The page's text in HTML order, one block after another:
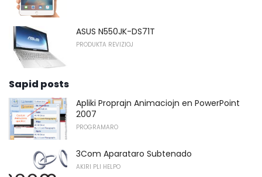
ASUS N550JK-DS71T
PRODUKTA REVIZIOJ
Sapid posts
Apliki Proprajn Animaciojn en PowerPoint
2007
PROGRAMARO
3Com Aparataro Subtenado
AKIRI PLI HELPO